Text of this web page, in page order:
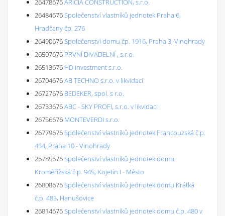
26478676ARICIA CONSTRUCTION, s.r.o.
26484676Společenství vlastníků jednotek Praha 6,
Hradčany čp. 276
26490676Společenství domu čp. 1916, Praha 3, Vinohrady
26507676 PRVNÍ DIVADELNÍ , s.r.o.
26513676 HD Investment s.r.o.
26704676AB TECHNO s.r.o. v likvidaci
26727676 BEDEKER, spol. s r.o.
26733676ABC - SKY PROFI, s.r.o. v likvidaci
26756676 MONTEVERDI s.r.o.
26779676Společenství vlastníků jednotek Francouzská č.p.
454, Praha 10 - Vinohrady
26785676Společenství vlastníků jednotek domu
Kroměřížská č.p. 945, Kojetín I - Město
26808676Společenství vlastníků jednotek domu Krátká
č.p. 483, Hanušovice
26814676Společenství vlastníků jednotek domu č.p. 480 v